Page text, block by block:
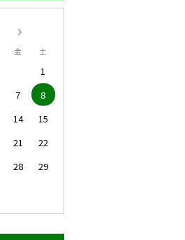
金 土
1
7
8
14
15
21
22
28
29